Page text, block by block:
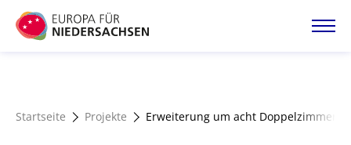
Direkt
zum
Startseite Projekte Erweiterung um acht Doppelzimmer